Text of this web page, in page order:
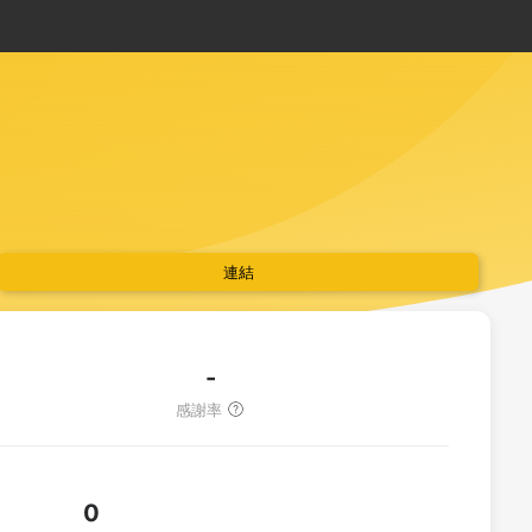
度身心障礙者的全日型住宿機構。迦南目前供服務人數為65
方，造福社區」為它展向未來的願景。
所應做的，成為「地上的鹽，世上的光」。
連結
-
感謝率
0